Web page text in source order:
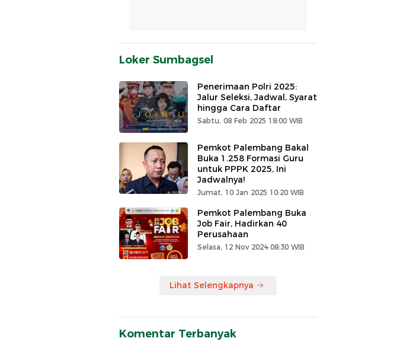
Loker Sumbagsel
Penerimaan Polri 2025:
Jalur Seleksi, Jadwal, Syarat
hingga Cara Daftar
Sabtu, 08 Feb 2025 18:00 WIB
Pemkot Palembang Bakal
Buka 1.258 Formasi Guru
untuk PPPK 2025, Ini
Jadwalnya!
Jumat, 10 Jan 2025 10:20 WIB
Pemkot Palembang Buka
Job Fair, Hadirkan 40
Perusahaan
Selasa, 12 Nov 2024 08:30 WIB
Lihat Selengkapnya
Komentar Terbanyak